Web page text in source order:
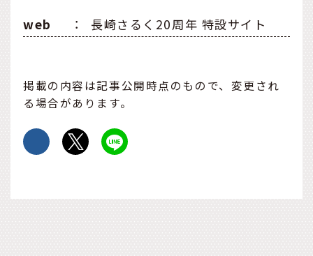
web ： 長崎さるく20周年 特設サイト
掲載の内容は記事公開時点のもので、変更され
る場合があります。